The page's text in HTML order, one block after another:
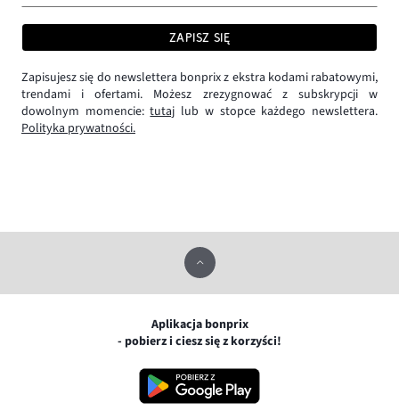
ZAPISZ SIĘ
Zapisujesz się do newslettera bonprix z ekstra kodami rabatowymi,
trendami i ofertami. Możesz zrezygnować z subskrypcji w
dowolnym momencie:tutaj lub w stopce każdego newslettera.
Polityka prywatności.
Aplikacja bonprix
- pobierz i ciesz się z korzyści!